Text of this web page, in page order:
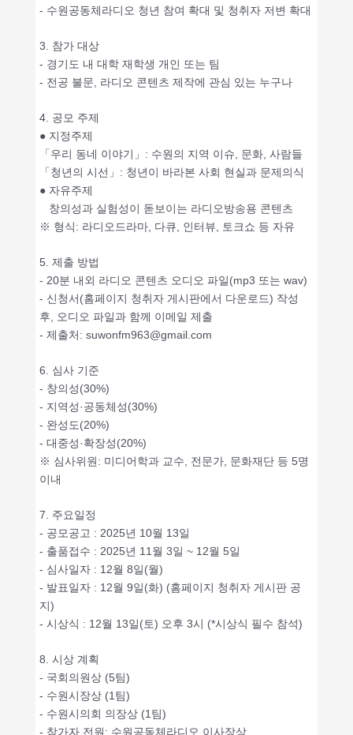
- 수원공동체라디오 청년 참여 확대 및 청취자 저변 확대
3. 참가 대상
- 경기도 내 대학 재학생 개인 또는 팀
- 전공 불문, 라디오 콘텐츠 제작에 관심 있는 누구나
4. 공모 주제
● 지정주제
「우리 동네 이야기」: 수원의 지역 이슈, 문화, 사람들
「청년의 시선」: 청년이 바라본 사회 현실과 문제의식
● 자유주제
창의성과 실험성이 돋보이는 라디오방송용 콘텐츠
※ 형식: 라디오드라마, 다큐, 인터뷰, 토크쇼 등 자유
5. 제출 방법
- 20분 내외 라디오 콘텐츠 오디오 파일(mp3 또는 wav)
- 신청서(홈페이지 청취자 게시판에서 다운로드) 작성
후, 오디오 파일과 함께 이메일 제출
- 제출처: suwonfm963@gmail.com
6. 심사 기준
- 창의성(30%)
- 지역성·공동체성(30%)
- 완성도(20%)
- 대중성·확장성(20%)
※ 심사위원: 미디어학과 교수, 전문가, 문화재단 등 5명
이내
7. 주요일정
- 공모공고 : 2025년 10월 13일
- 출품접수 : 2025년 11월 3일 ~ 12월 5일
- 심사일자 : 12월 8일(월)
- 발표일자 : 12월 9일(화) (홈페이지 청취자 게시판 공
지)
- 시상식 : 12월 13일(토) 오후 3시 (*시상식 필수 참석)
8. 시상 계획
- 국회의원상 (5팀)
- 수원시장상 (1팀)
- 수원시의회 의장상 (1팀)
- 참가자 전원: 수원공동체라디오 이사장상